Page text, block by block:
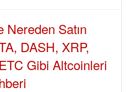
Nereden Satın
DASH, XRP,
Gibi Altcoinleri